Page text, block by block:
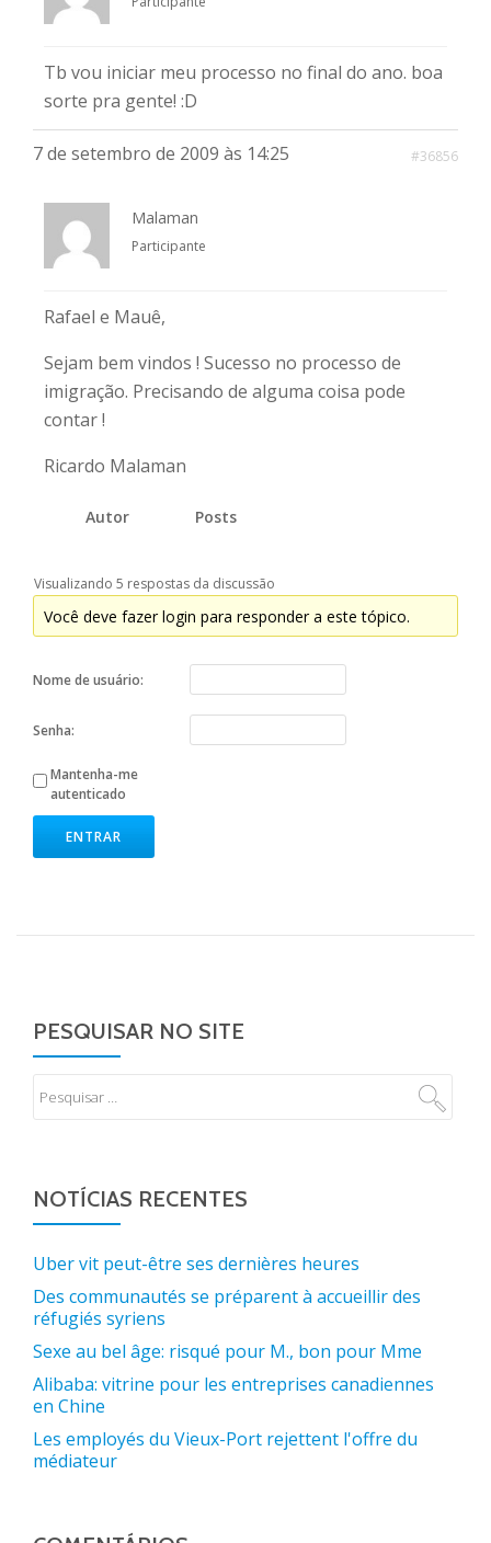
Tb vou iniciar meu processo no final do ano. boa
sorte pra gente! :D
7 de setembro de 2009 às 14:25 #36856
Malaman
Participante
Rafael e Mauê,
Sejam bem vindos ! Sucesso no processo de
imigração. Precisando de alguma coisa pode
contar !
Ricardo Malaman
Autor Posts
Visualizando 5 respostas da discussão
Você deve fazer login para responder a este tópico.
Nome de usuário:
Senha:
Mantenha-me
autenticado
ENTRAR
PESQUISAR NO SITE
NOTÍCIAS RECENTES
Uber vit peut-être ses dernières heures
Des communautés se préparent à accueillir des
réfugiés syriens
Sexe au bel âge: risqué pour M., bon pour Mme
Alibaba: vitrine pour les entreprises canadiennes
en Chine
Les employés du Vieux-Port rejettent l'offre du
médiateur